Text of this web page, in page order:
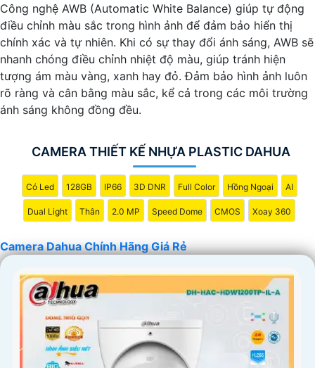
độ phân giải cao, tính năng thông minh và độ tin cậy.💖5:
Nếu bạn muốn tìm camera Dahua giá rẻ, bạn có thể tham
khảo trên các website thương mại điện tử hoặc tại các
cửa hàng điện tử.
Hy vọng rằng những thông tin trên sẽ giúp bạn chọn lựa
được Camera Dahua chính hãng, giá rẻ và chất lượng. Nếu
bạn có thêm câu hỏi hoặc cần tư vấn thêm, đừng ngần
Công nghệ AWB (Automatic White Balance) giúp tự động
điều chỉnh màu sắc trong hình ảnh để đảm bảo hiển thị
chính xác và tự nhiên. Khi có sự thay đổi ánh sáng, AWB sẽ
nhanh chóng điều chỉnh nhiệt độ màu, giúp tránh hiện
tượng ám màu vàng, xanh hay đỏ. Đảm bảo hình ảnh luôn
rõ ràng và cân bằng màu sắc, kể cả trong các môi trường
ánh sáng không đồng đều.
CAMERA THIẾT KẾ NHỰA PLASTIC DAHUA
Có Led 128GB IP66 3D DNR Full Color Hồng Ngoại AI
Dual Light Thân 2.0 MP Speed Dome CMOS Xoay 360
Camera Dahua Chính Hãng Giá Rẻ